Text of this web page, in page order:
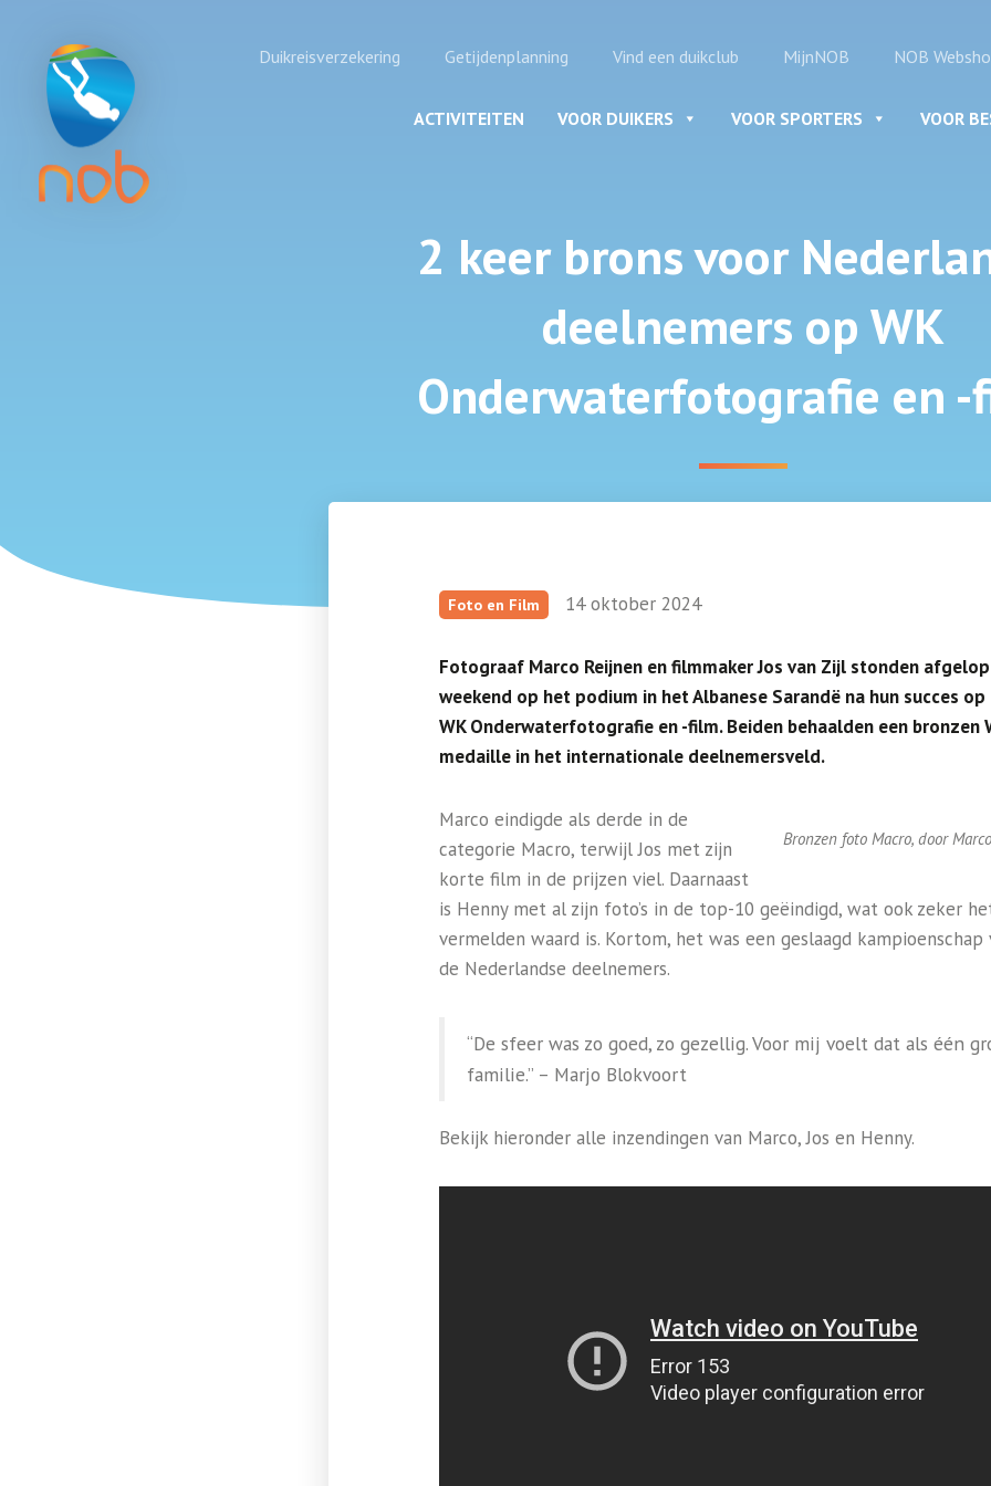
Duikreisverzekering Getijdenplanning Vind een duikclub MijnNOB NOB
ACTIVITEITEN VOOR DUIKERS VOOR SPORTERS VOOR
2 keer brons voor
deelnemers op WK
Onderwaterfotografie en
Foto en Film 14 oktober 2024
Fotograaf Marco Reijnen en filmmaker Jos van Zijl stonden
weekend op het podium in het Albanese Sarandë na hun succes
WK Onderwaterfotografie en -film. Beiden behaalden een bronzen
medaille in het internationale deelnemersveld.
Bronzen foto Macro, door
Marco eindigde als derde in de
categorie Macro, terwijl Jos met zijn
korte film in de prijzen viel. Daarnaast
is Henny met al zijn foto’s in de top-10 geëindigd, wat ook zeker
vermelden waard is. Kortom, het was een geslaagd kampioenschap
de Nederlandse deelnemers.
“De sfeer was zo goed, zo gezellig. Voor mij voelt dat als één
familie.” – Marjo Blokvoort
Bekijk hieronder alle inzendingen van Marco, Jos en Henny.